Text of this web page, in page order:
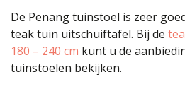
De Penang tuinstoel is zeer
teak tuin uitschuiftafel. Bij de
180 – 240 cm kunt u de
tuinstoelen bekijken.